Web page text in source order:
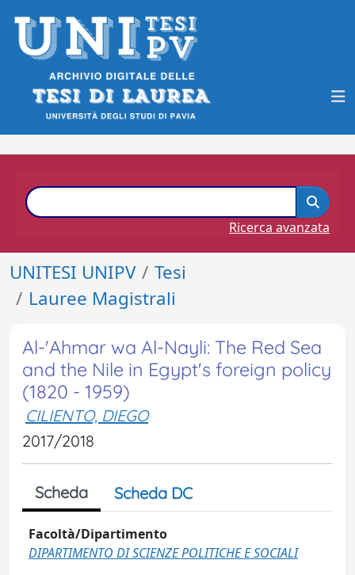
Ricerca avanzata
UNITESI UNIPV
Tesi
Lauree Magistrali
Al-'Ahmar wa Al-Nayli: The Red Sea
and the Nile in Egypt's foreign policy
(1820 - 1959)
CILIENTO, DIEGO
2017/2018
Scheda Scheda DC
Facoltà/Dipartimento
DIPARTIMENTO DI SCIENZE POLITICHE E SOCIALI